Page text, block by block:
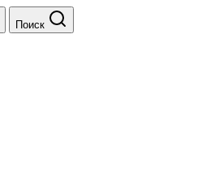
Поиск